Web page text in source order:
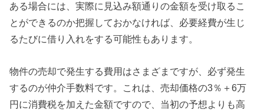
ある場合には、実際に見込み額通りの金額を受け取るこ
とができるのか把握しておかなければ、必要経費が生じ
るたびに借り入れをする可能性もあります。
物件の売却で発生する費用はさまざまですが、必ず発生
するのが仲介手数料です。これは、売却価格の3％＋6万
円に消費税を加えた金額ですので、当初の予想よりも高